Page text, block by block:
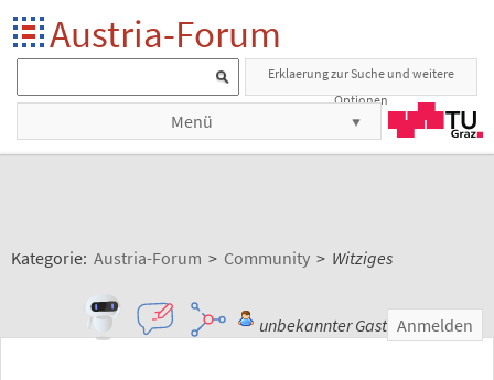
Austria-Forum
Erklaerung zur Suche und weitere
Optionen
Menü
Kategorie: Austria-Forum > Community > Witziges
unbekannter Gast Anmelden